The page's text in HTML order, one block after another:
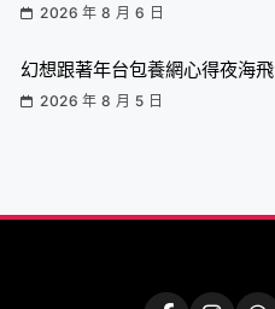
2026 年 8 月 6 日
幻想跟著年台包養網心得夜海飛
2026 年 8 月 5 日